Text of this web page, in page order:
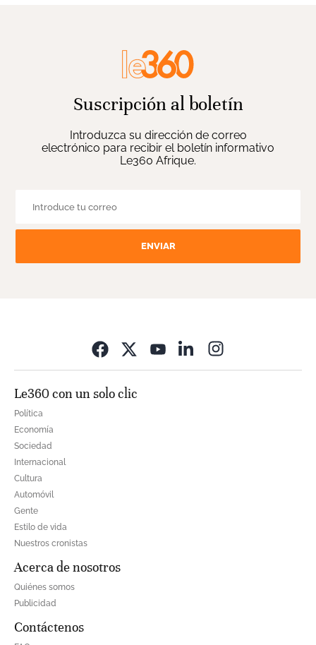
Suscripción al boletín
Introduzca su dirección de correo
electrónico para recibir el boletín informativo
Le360 Afrique.
ENVIAR
Le360 con un solo clic
Política
Economía
Sociedad
Internacional
Cultura
Automóvil
Gente
Estilo de vida
Nuestros cronistas
Acerca de nosotros
Quiénes somos
Publicidad
Contáctenos